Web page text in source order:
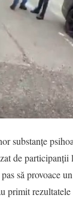
substanțe
de participanții
să provoace
primit